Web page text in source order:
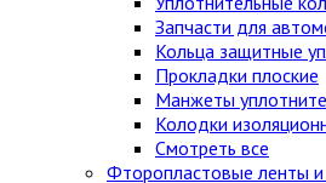
Запчасти для
Кольца защитные
Прокладки плоские
Манжеты
Колодки
Смотреть все
Фторопластовые ленты